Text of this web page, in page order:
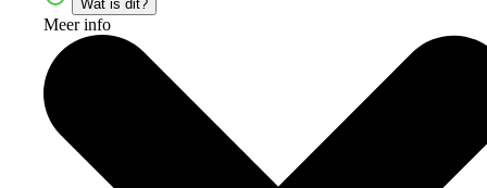
Wat is dit?
Meer info